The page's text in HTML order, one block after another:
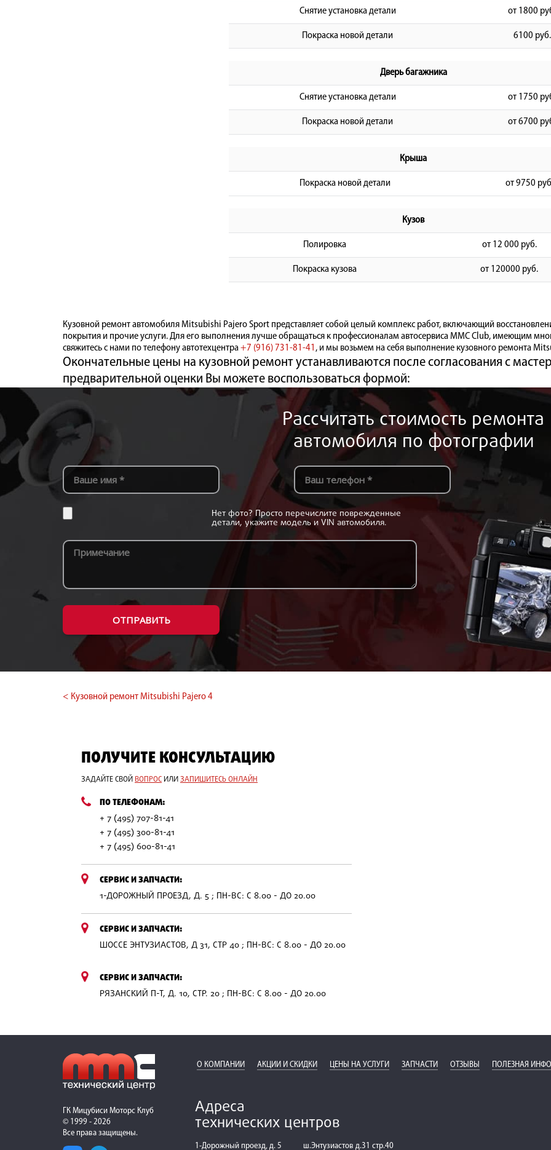
Снятие установка детали от 1800
Покраска новой детали 6100 руб.
Дверь багажника
Снятие установка детали от 1750
Покраска новой детали от 6700
Крыша
Покраска новой детали от 9750
Кузов
Полировка от 12 000 руб.
Покраска кузова от 120000 руб.
Кузовной ремонт автомобиля Mitsubishi Pajero Sport представляет собой целый комплекс работ, включающий
покрытия и прочие услуги. Для его выполнения лучше обращаться к профессионалам автосервиса MMC Club, имеющим
свяжитесь с нами по телефону автотехцентра+7 (916) 731-81-41 , и мы возьмем на себя выполнение кузовного ремонта
Окончательные цены на кузовной ремонт устанавливаются после согласования с
предварительной оценки Вы можете воспользоваться формой:
Рассчитать стоимость ремонта
автомобиля по фотографии
Нет фото? Просто перечислите поврежденные
детали, укажите модель и VIN автомобиля.
ОТПРАВИТЬ
< Кузовной ремонт Mitsubishi Pajero 4
ПОЛУЧИТЕ КОНСУЛЬТАЦИЮ
ЗАДАЙТЕ СВОЙВОПРОС ИЛИЗАПИШИТЕСЬ ОНЛАЙН
ПО ТЕЛЕФОНАМ:
+ 7 (495) 707-81-41
+ 7 (495) 300-81-41
+ 7 (495) 600-81-41
СЕРВИС И ЗАПЧАСТИ:
1-ДОРОЖНЫЙ ПРОЕЗД, Д. 5 ; ПН-ВС: С 8.00 - ДО 20.00
СЕРВИС И ЗАПЧАСТИ:
ШОССЕ ЭНТУЗИАСТОВ, Д 31, СТР 40 ; ПН-ВС: С 8.00 - ДО 20.00
СЕРВИС И ЗАПЧАСТИ:
РЯЗАНСКИЙ П-Т, Д. 10, СТР. 20 ; ПН-ВС: С 8.00 - ДО 20.00
О КОМПАНИИ АКЦИИ И СКИДКИ ЦЕНЫ НА УСЛУГИ ЗАПЧАСТИ ОТЗЫВЫ ПОЛЕЗНАЯ
ГК Мицубиси Моторс Клуб
© 1999 - 2026
Все права защищены.
Адреса
технических центров
1-Дорожный проезд, д. 5 ш.Энтузиастов д.31 стр.40